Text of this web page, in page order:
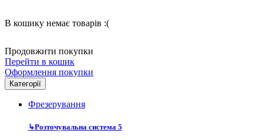
В кошику немає товарів :(
Продовжити покупки
Перейти в кошик
Оформлення покупки
Категорії
Фрезерування
↳Розточувальна система 5